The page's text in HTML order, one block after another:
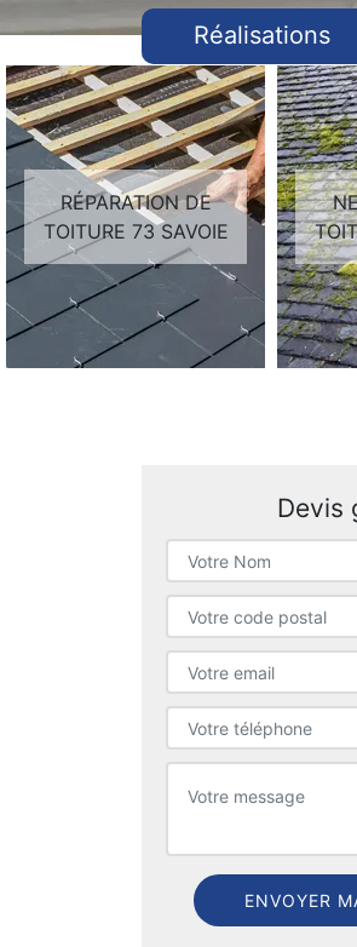
Réalisations
RÉPARATION DE
TOITURE 73 SAVOIE
Devis